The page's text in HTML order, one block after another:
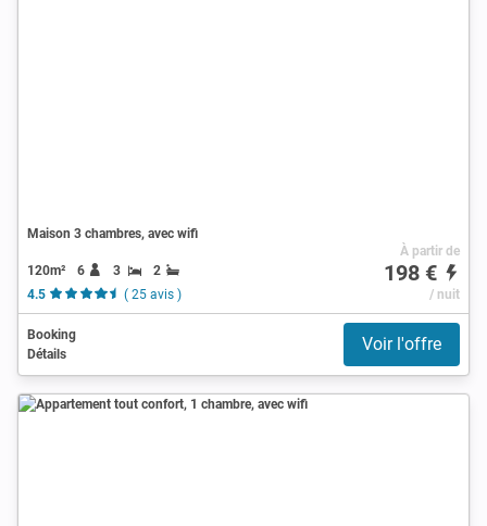
Maison 3 chambres, avec wifi
120m² 6 3
2
4.5
( 25 avis )
À partir de
198 €
/ nuit
Booking
Détails
Voir l'offre